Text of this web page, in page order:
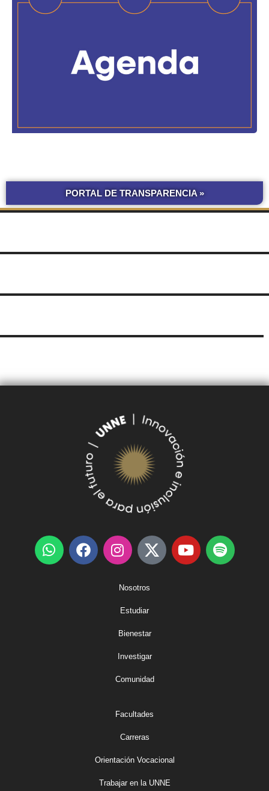
PORTAL DE TRANSPARENCIA »
Nosotros
Estudiar
Bienestar
Investigar
Comunidad
Facultades
Carreras
Orientación Vocacional
Trabajar en la UNNE